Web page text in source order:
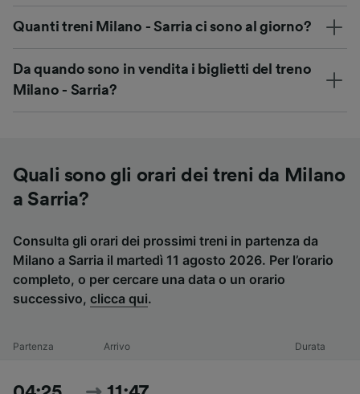
Quanti treni Milano - Sarria ci sono al giorno?
Da quando sono in vendita i biglietti del treno
Milano - Sarria?
Quali sono gli orari dei treni da Milano
a Sarria?
Consulta gli orari dei prossimi treni in partenza da
Milano a Sarria il martedì 11 agosto 2026. Per l’orario
completo, o per cercare una data o un orario
successivo, clicca qui.
Partenza Arrivo Durata